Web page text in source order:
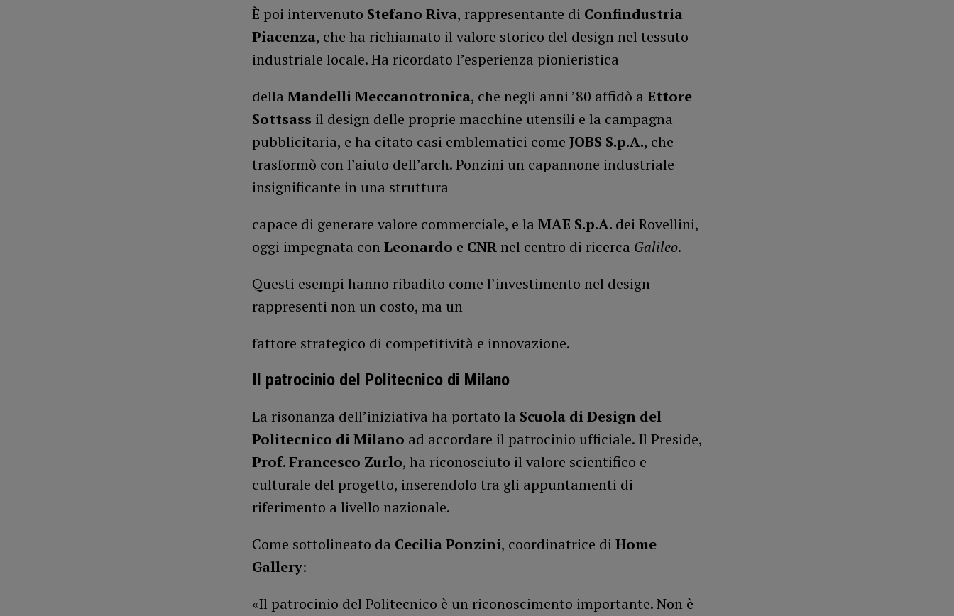
È poi intervenuto Stefano Riva, rappresentante di Confindustria
Piacenza, che ha richiamato il valore storico del design nel tessuto
industriale locale. Ha ricordato l’esperienza pionieristica
della Mandelli Meccanotronica, che negli anni ’80 affidò a Ettore
Sottsass il design delle proprie macchine utensili e la campagna
pubblicitaria, e ha citato casi emblematici come JOBS S.p.A., che
trasformò con l’aiuto dell’arch. Ponzini un capannone industriale
insignificante in una struttura
capace di generare valore commerciale, e la MAE S.p.A. dei Rovellini,
oggi impegnata conLeonardo e CNR nel centro di ricerca Galileo.
Questi esempi hanno ribadito come l’investimento nel design
rappresenti non un costo, ma un
fattore strategico di competitività e innovazione.
Il patrocinio del Politecnico di Milano
La risonanza dell’iniziativa ha portato la Scuola di Design del
Politecnico di Milano ad accordare il patrocinio ufficiale. Il Preside,
Prof. Francesco Zurlo, ha riconosciuto il valore scientifico e
culturale del progetto, inserendolo tra gli appuntamenti di
riferimento a livello nazionale.
Come sottolineato da Cecilia Ponzini, coordinatrice di Home
Gallery:
«Il patrocinio del Politecnico è un riconoscimento importante. Non è